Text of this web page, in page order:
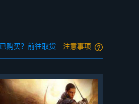
已购买？前往取货 注意事项